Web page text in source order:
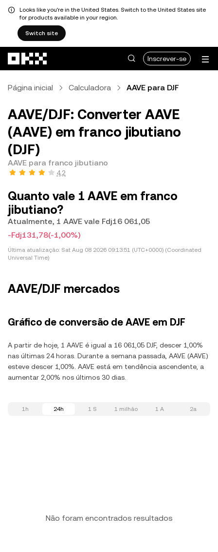
Looks like you're in the United States. Switch to the United States site
for products available in your region.
Switch site
Inscrever-se
Página inicial Calculadora AAVE para DJF
AAVE/DJF: Converter AAVE
(AAVE) em franco jibutiano
(DJF)
AAVE para franco jibutiano
4,2
Quanto vale 1 AAVE em franco
jibutiano?
Atualmente, 1 AAVE vale Fdj16 061,05
-Fdj131,78(-1,00%)
Última atualização: Sat Aug 08 2026 09:13:51 (UTC+0000) (Coordinated
Universal Time)
AAVE/DJF mercados
Gráfico de conversão de AAVE em DJF
A partir de hoje, 1 AAVE é igual a 16 061,05 DJF, descer 1,00%
nas últimas 24 horas. Durante a semana passada, AAVE (AAVE)
esteve descer 1,00%. AAVE está em tendência ascendente, a
aumentar 2,00% nos últimos 30 dias.
1h 24h 1 S 1 milhão 1 A 2a
Não foram encontrados resultados